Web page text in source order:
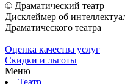
© Драматический театр
Дисклеймер об
Драматического театра
Оценка качества услуг
Скидки и льготы
Меню
Театр